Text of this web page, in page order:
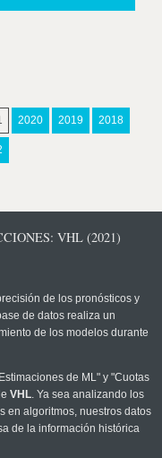
2020 2019 2018
VHL (2021)
de los pronósticos y
de datos realiza un
de los modelos durante
de ML" y "Cuotas
VHL. Ya sea analizando los
en algoritmos, nuestros datos
de la información histórica